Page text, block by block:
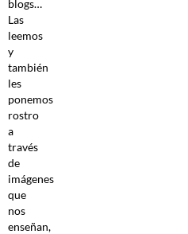
blogs…
Las
leemos
y
también
les
ponemos
rostro
a
través
de
imágenes
que
nos
enseñan,